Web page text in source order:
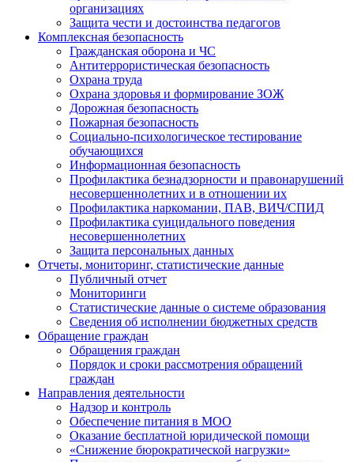
организациях
Защита чести и достоинства педагогов
Комплексная безопасность
Гражданская оборона и ЧС
Антитеррористическая безопасность
Охрана труда
Охрана здоровья и формирование ЗОЖ
Дорожная безопасность
Пожарная безопасность
Социально-психологическое тестирование
обучающихся
Информационная безопасность
Профилактика безнадзорности и правонарушений
несовершеннолетних и в отношении их
Профилактика наркомании, ПАВ, ВИЧ/СПИД
Профилактика суицидального поведения
несовершеннолетних
Защита персональных данных
Отчеты, мониторинг, статистические данные
Публичный отчет
Мониторинги
Статистические данные о системе образования
Сведения об исполнении бюджетных средств
Обращение граждан
Обращения граждан
Порядок и сроки рассмотрения обращений
граждан
Направления деятельности
Надзор и контроль
Обеспечение питания в МОО
Оказание бесплатной юридической помощи
«Снижение бюрократической нагрузки»